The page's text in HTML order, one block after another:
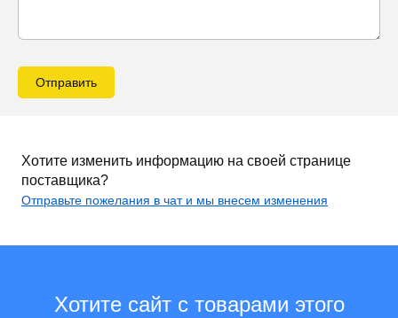
Отправить
Хотите изменить информацию на своей странице
поставщика?
Отправьте пожелания в чат и мы внесем изменения
Хотите сайт с товарами этого